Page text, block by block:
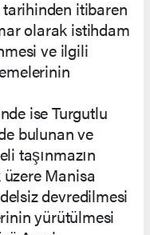
tarihinden itibaren
olarak istihdam
ve ilgili
ise Turgutlu
bulunan ve
taşınmazın
Manisa
devredilmesi
yürütülmesi